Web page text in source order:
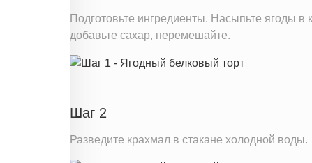
Железо
Насыщенные жиры
Подготовьте ингредиенты. Насыпьте ягоды в
добавьте сахар, перемешайте.
Шаг 2
Разведите крахмал в стакане холодной воды.